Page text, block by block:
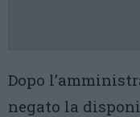
Dopo
negato la